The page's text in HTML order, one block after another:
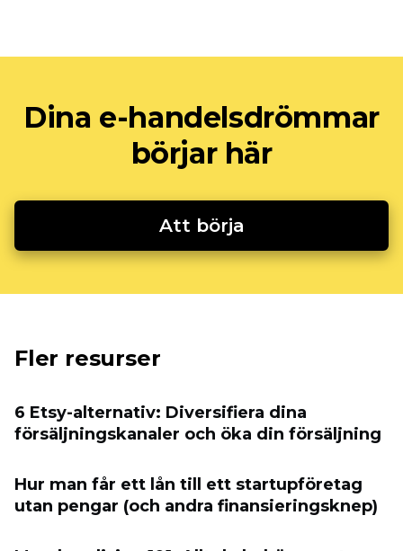
Dina e-handelsdrömmar
börjar här
Att börja
Fler resurser
6 Etsy-alternativ: Diversifiera dina
försäljningskanaler och öka din försäljning
Hur man får ett lån till ett startupföretag
utan pengar (och andra finansieringsknep)